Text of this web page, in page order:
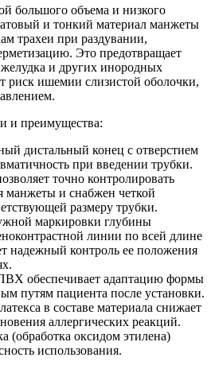
большого объема и низкого
и тонкий материал манжеты
трахеи при раздувании,
Это предотвращает
и других инородных
риск ишемии слизистой оболочки,
и преимущества:
дистальный конец с отверстием
при введении трубки.
точно контролировать
манжеты и снабжен четкой
размеру трубки.
маркировки глубины
линии по всей длине
надежный контроль ее положения
обеспечивает адаптацию формы
путям пациента после установки.
в составе материала снижает
аллергических реакций.
(обработка оксидом этилена)
использования.